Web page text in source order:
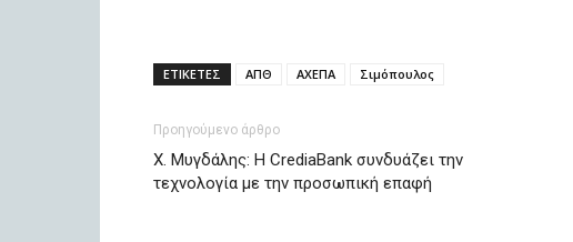
ΕΤΙΚΕΤΕΣ ΑΠΘ ΑΧΕΠΑ Σιμόπουλος
Προηγούμενο άρθρο
Χ. Μυγδάλης: Η CrediaBank συνδυάζει την
τεχνολογία με την προσωπική επαφή